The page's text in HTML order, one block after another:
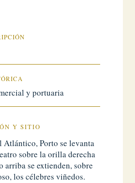
y portuaria
Y SITIO
Atlántico, Porto se levanta
sobre la orilla derecha
arriba se extienden, sobre
los célebres viñedos.